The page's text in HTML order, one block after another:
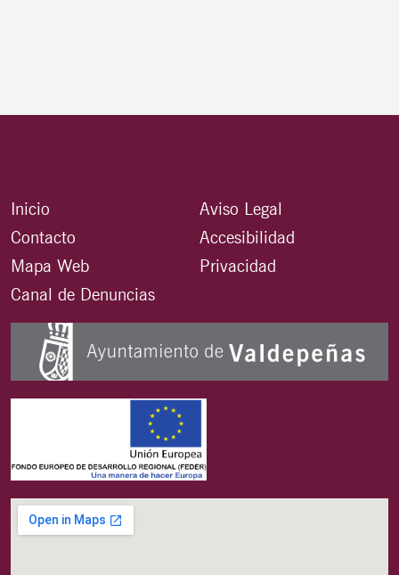
Inicio
Contacto
Mapa Web
Canal de Denuncias
Aviso Legal
Accesibilidad
Privacidad